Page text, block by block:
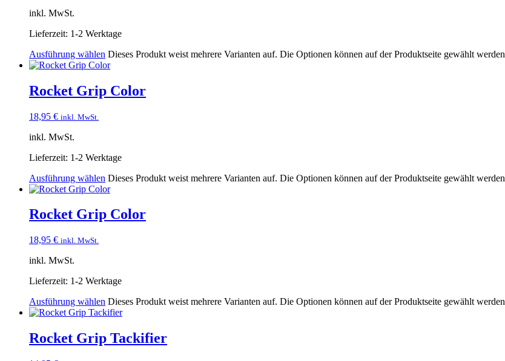
inkl. MwSt.
Lieferzeit: 1-2 Werktage
Ausführung wählen Dieses Produkt weist mehrere Varianten auf. Die Optionen können auf der Produktseite gewählt werden
Rocket Grip Color
18,95 € inkl. MwSt.
inkl. MwSt.
Lieferzeit: 1-2 Werktage
Ausführung wählen Dieses Produkt weist mehrere Varianten auf. Die Optionen können auf der Produktseite gewählt werden
Rocket Grip Color
18,95 € inkl. MwSt.
inkl. MwSt.
Lieferzeit: 1-2 Werktage
Ausführung wählen Dieses Produkt weist mehrere Varianten auf. Die Optionen können auf der Produktseite gewählt werden
Rocket Grip Tackifier